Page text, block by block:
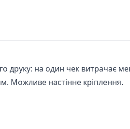
друку: на один чек витрачає
Можливе настінне кріплення.